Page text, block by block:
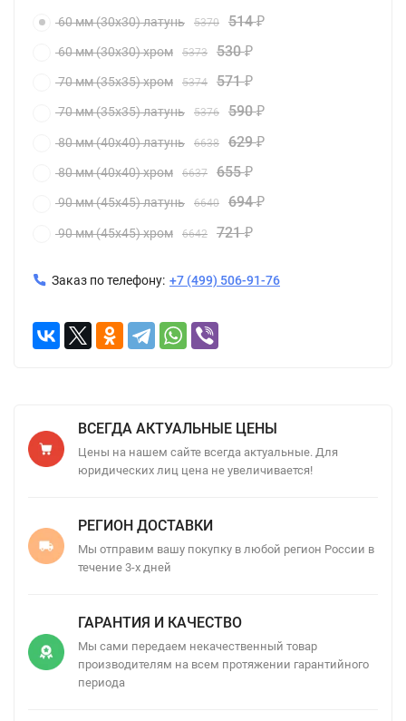
60 мм (30x30) латунь 5370 514₽
60 мм (30x30) хром 5373 530₽
70 мм (35x35) хром 5374 571₽
70 мм (35x35) латунь 5376 590₽
80 мм (40x40) латунь 6638 629₽
80 мм (40x40) хром 6637 655₽
90 мм (45х45) латунь 6640 694₽
90 мм (45х45) хром 6642 721₽
Заказ по телефону: +7 (499) 506-91-76
ВСЕГДА АКТУАЛЬНЫЕ ЦЕНЫ
Цены на нашем сайте всегда актуальные. Для
юридических лиц цена не увеличивается!
РЕГИОН ДОСТАВКИ
Мы отправим вашу покупку в любой регион России в
течение 3-х дней
ГАРАНТИЯ И КАЧЕСТВО
Мы сами передаем некачественный товар
производителям на всем протяжении гарантийного
периода